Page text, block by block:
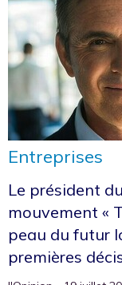
Entreprises
Le président
mouvement «
peau du futur
premières